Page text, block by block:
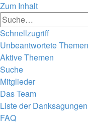
Zum Inhalt
Schnellzugriff
Unbeantwortete Themen
Aktive Themen
Suche
Mitglieder
Das Team
Liste der Danksagungen
FAQ